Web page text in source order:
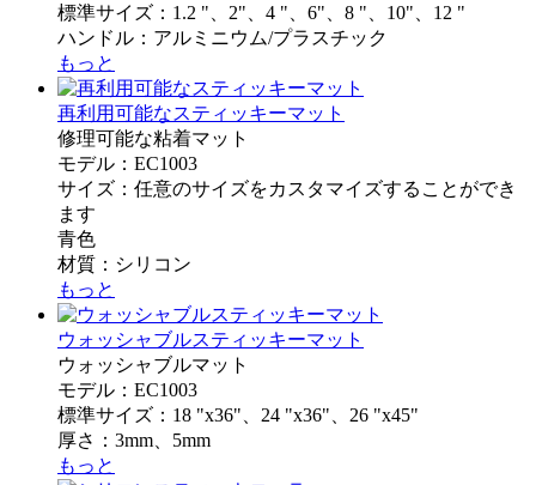
標準サイズ：1.2 "、2"、4 "、6"、8 "、10"、12 "
ハンドル：アルミニウム/プラスチック
もっと
再利用可能なスティッキーマット
修理可能な粘着マット
モデル：EC1003
サイズ：任意のサイズをカスタマイズすることができ
ます
青色
材質：シリコン
もっと
ウォッシャブルスティッキーマット
ウォッシャブルマット
モデル：EC1003
標準サイズ：18 "x36"、24 "x36"、26 "x45"
厚さ：3mm、5mm
もっと